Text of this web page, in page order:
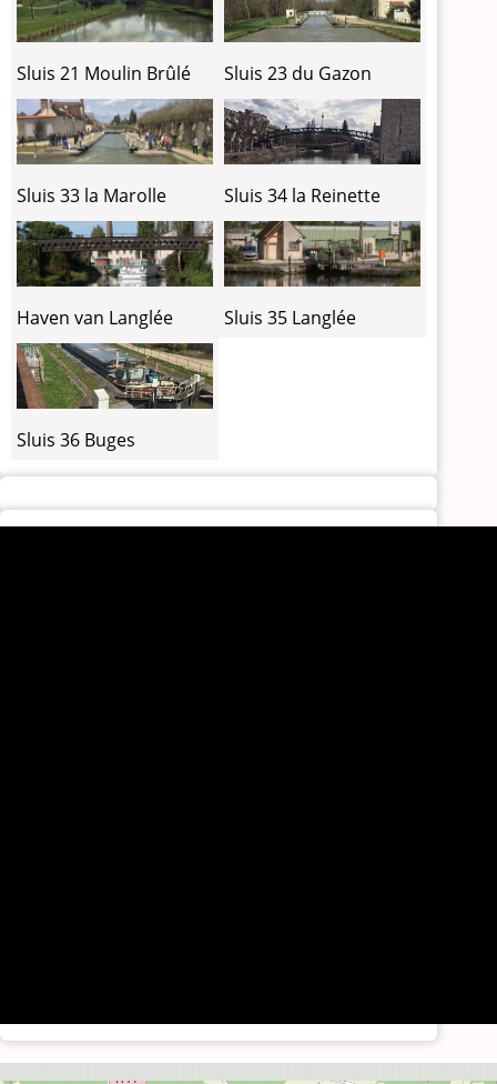
Sluis 21 Moulin Brûlé Sluis 23 du Gazon
Sluis 33 la Marolle Sluis 34 la Reinette
Haven van Langlée Sluis 35 Langlée
Sluis 36 Buges